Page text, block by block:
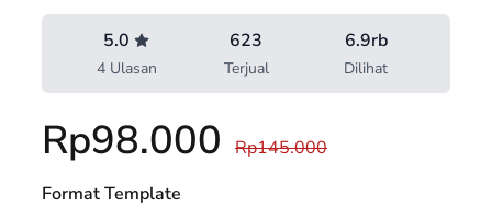
5.0
4 Ulasan
623
Terjual
6.9rb
Dilihat
Rp98.000
Rp145.000
Format Template